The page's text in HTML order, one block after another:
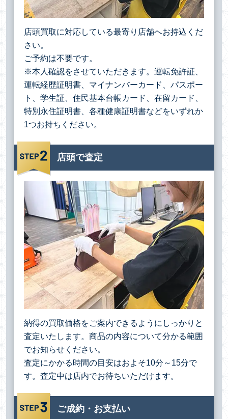
店頭買取に対応している最寄り店舗へお持込くだ
さい。
ご予約は不要です。
※本人確認をさせていただきます。運転免許証、
運転経歴証明書、マイナンバーカード、パスポー
ト、学生証、住民基本台帳カード、在留カード、
特別永住証明書、各種健康証明書などをいずれか
1つお持ちください。
店頭で査定
納得の買取価格をご案内できるようにしっかりと
査定いたします。商品の内容について分かる範囲
でお知らせください。
査定にかかる時間の目安はおよそ10分～15分で
す。査定中は店内でお待ちいただけます。
ご成約・お支払い